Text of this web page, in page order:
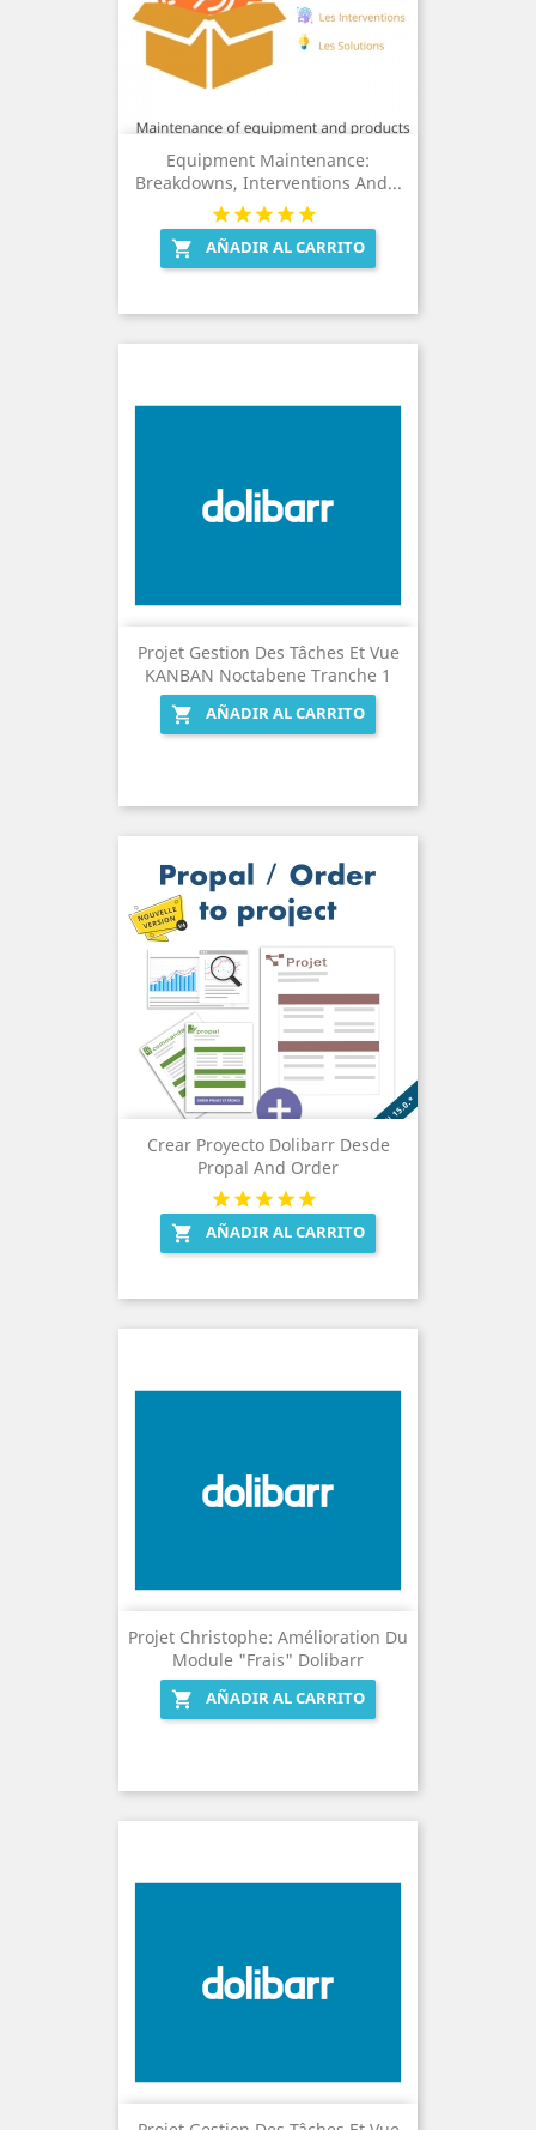
Equipment Maintenance:
Breakdowns, Interventions And...
 AÑADIR AL CARRITO
Projet Gestion Des Tâches Et Vue
KANBAN Noctabene Tranche 1

AÑADIR AL CARRITO
Crear Proyecto Dolibarr Desde
Propal And Order
 AÑADIR AL CARRITO
Projet Christophe: Amélioration Du
Module "Frais" Dolibarr

AÑADIR AL CARRITO